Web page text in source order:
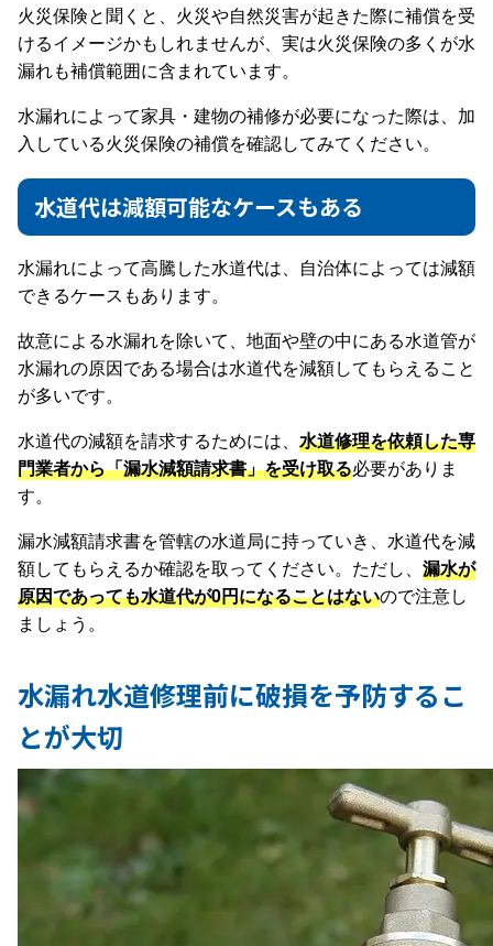
火災保険と聞くと、火災や自然災害が起きた際に補償を受
けるイメージかもしれませんが、実は火災保険の多くが水
漏れも補償範囲に含まれています。
水漏れによって家具・建物の補修が必要になった際は、加
入している火災保険の補償を確認してみてください。
水道代は減額可能なケースもある
水漏れによって高騰した水道代は、自治体によっては減額
できるケースもあります。
故意による水漏れを除いて、地面や壁の中にある水道管が
水漏れの原因である場合は水道代を減額してもらえること
が多いです。
水道代の減額を請求するためには、 水道修理を依頼した専
門業者から「漏水減額請求書」を受け取る必要がありま
す。
漏水減額請求書を管轄の水道局に持っていき、水道代を減
額してもらえるか確認を取ってください。ただし、 漏水が
原因であっても水道代が0円になることはないので注意し
ましょう。
水漏れ水道修理前に破損を予防するこ
とが大切